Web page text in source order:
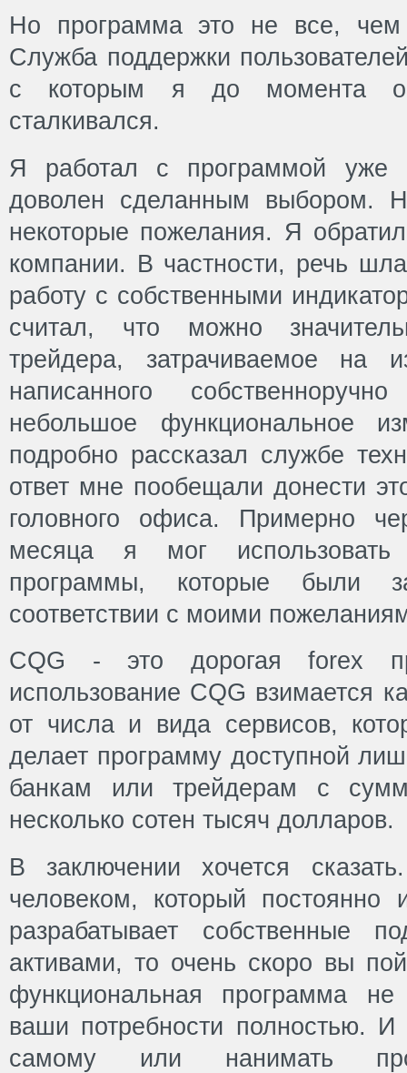
Но программа это не все, чем
Служба поддержки
с которым я до момента
сталкивался.
Я работал с программой
доволен сделанным выбором.
некоторые пожелания. Я
компании. В частности, речь
работу с собственными
считал, что можно
трейдера, затрачиваемое на
написанного
небольшое функциональное
подробно рассказал службе
ответ мне пообещали донести
головного офиса. Примерно
месяца я мог использовать
программы, которые были
соответствии с моими
CQG - это дорогая forex
использование CQG взимается
от числа и вида сервисов,
делает программу доступной
банкам или трейдерам с
несколько сотен тысяч долларов.
В заключении хочется
человеком, который
разрабатывает собственные
активами, то очень скоро вы
функциональная программа не
ваши потребности полностью. И
самому или нанимать